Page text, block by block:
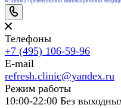
Телефоны
+7 (495) 106-59-96
E-mail
refresh.clinic@yandex.ru
Режим работы
10:00-22:00 Без